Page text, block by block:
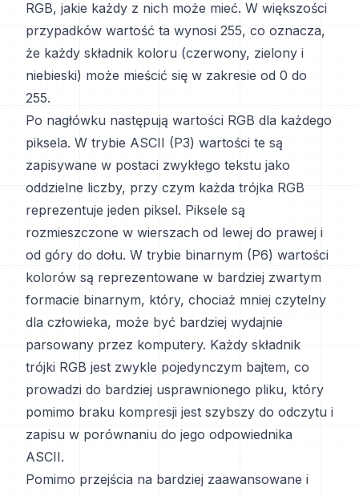
RGB, jakie każdy z nich może mieć. W większości
przypadków wartość ta wynosi 255, co oznacza,
że każdy składnik koloru (czerwony, zielony i
niebieski) może mieścić się w zakresie od 0 do
255.
Po nagłówku następują wartości RGB dla każdego
piksela. W trybie ASCII (P3) wartości te są
zapisywane w postaci zwykłego tekstu jako
oddzielne liczby, przy czym każda trójka RGB
reprezentuje jeden piksel. Piksele są
rozmieszczone w wierszach od lewej do prawej i
od góry do dołu. W trybie binarnym (P6) wartości
kolorów są reprezentowane w bardziej zwartym
formacie binarnym, który, chociaż mniej czytelny
dla człowieka, może być bardziej wydajnie
parsowany przez komputery. Każdy składnik
trójki RGB jest zwykle pojedynczym bajtem, co
prowadzi do bardziej usprawnionego pliku, który
pomimo braku kompresji jest szybszy do odczytu i
zapisu w porównaniu do jego odpowiednika
ASCII.
Pomimo przejścia na bardziej zaawansowane i